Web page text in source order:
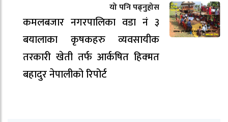
यो पनि पढ्नुहोस
कमलबजार नगरपालिका वडा नं ३
बयालाका कृषकहरु व्यवसायीक
तरकारी खेती तर्फ आर्कषित हिक्मत
बहादुर नेपालीको रिपोर्ट